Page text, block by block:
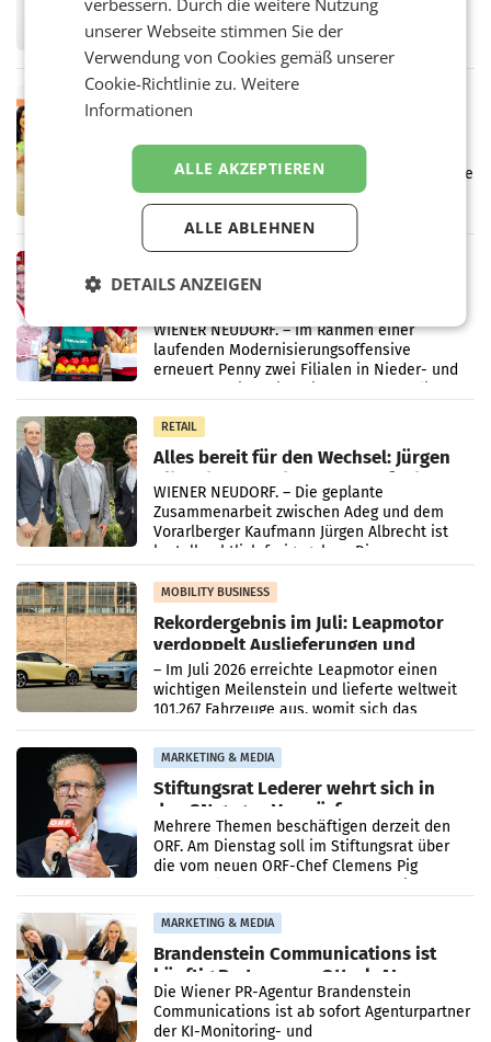
Fernsehkonzern ProSiebenSat.1 hat im
Frühjahr dank Kostensenkungen operativ
wieder Gewinn gemacht und die
Markterwartung deutlich übertroffen.
Müller informieren am POS über
Kreislauffähigkeit
Über den gesamten August hinweg rücken die
Altstoff Recycling Austria AG (ARA) und der
Handelskonzern Müller die Initiative
„Kreislauf-Helden“ in allen österreichischen
Müller-Filialen
Penny modernisiert zwei Filialen in
WIENER NEUDORF. – Im Rahmen einer
laufenden Modernisierungsoffensive
erneuert Penny zwei Filialen in Nieder- und
RETAIL
Alles bereit für den Wechsel: Jürgen
Albrecht setzt ab 1.1.2027 auf Adeg
WIENER NEUDORF. – Die geplante
Zusammenarbeit zwischen Adeg und dem
Vorarlberger Kaufmann Jürgen Albrecht ist
kartellrechtlich freigegeben: Die
Bundeswettbewerbsbehörde und der
Bundeskartellanwalt
MOBILITY BUSINESS
Rekordergebnis im Juli: Leapmotor
verdoppelt Auslieferungen und
überschreitet die 100.000er-Marke
– Im Juli 2026 erreichte Leapmotor einen
wichtigen Meilenstein und lieferte weltweit
101.267 Fahrzeuge aus, womit sich das
Ergebnis gegenüber Juli 2025 mehr als
verdoppelte (+102
MARKETING & MEDIA
Stiftungsrat Lederer wehrt sich in
den SN gegen Vorwürfe
Mehrere Themen beschäftigen derzeit den
ORF. Am Dienstag soll im Stiftungsrat über
die vom neuen ORF-Chef Clemens Pig
MARKETING & MEDIA
Brandenstein Communications ist
künftig Partner von OtterlyAI
Die Wiener PR-Agentur Brandenstein
Communications ist ab sofort Agenturpartner
der KI-Monitoring- und
unserer Webseite stimmen Sie der
Verwendung von Cookies gemäß unserer
Cookie-Richtlinie zu.Weitere
Informationen
ALLE AKZEPTIEREN
ALLE ABLEHNEN
DETAILS ANZEIGEN